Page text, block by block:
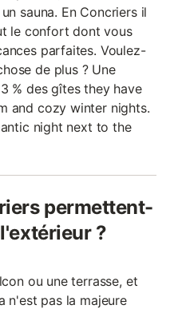
sauna. En Concriers il
le confort dont vous
parfaites. Voulez-
de plus ? Une
% des gîtes they have
and cozy winter nights.
night next to the
permettent-
?
ou une terrasse, et
n'est pas la majeure